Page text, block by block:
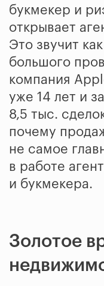
букмекер и
открывает
Это звучит
большого
компания
уже 14 лет и
8,5 тыс.
почему
не самое
в работе
и букмекера.
Золотое